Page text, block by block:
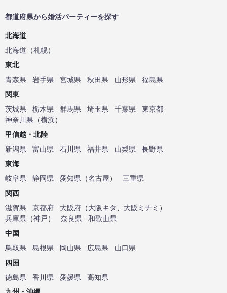
都道府県から婚活パーティーを探す
北海道
北海道 （札幌）
東北
青森県
岩手県 宮城県 秋田県 山形県
福島県
関東
茨城県
栃木県 群馬県 埼玉県 千葉県
東京都
神奈川県 （横浜）
甲信越・北陸
新潟県
富山県 石川県 福井県 山梨県
長野県
東海
岐阜県
静岡県 愛知県 （名古屋）
三重県
関西
滋賀県
京都府 大阪府 （大阪キタ 大阪ミナミ ）
兵庫県 （神戸） 奈良県
和歌山県
中国
鳥取県
島根県 岡山県 広島県
山口県
四国
徳島県
香川県 愛媛県
高知県